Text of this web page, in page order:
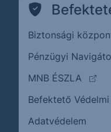
Biztonsági
Pénzügyi
MNB ÉSZLA
Befektető
Adatvédelem